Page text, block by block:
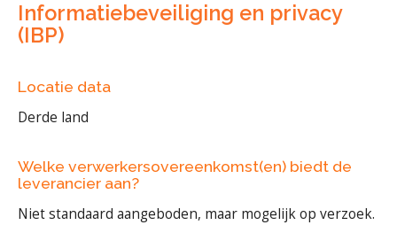
Informatiebeveiliging en privacy
(IBP)
Locatie data
Derde land
Welke verwerkersovereenkomst(en) biedt de
leverancier aan?
Niet standaard aangeboden, maar mogelijk op verzoek.